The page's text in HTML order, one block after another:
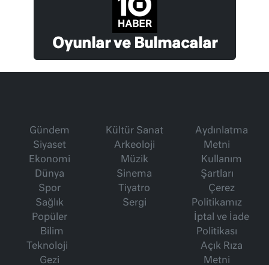
Oyunlar ve Bulmacalar
Gündem
Siyaset
Ekonomi
Dünya
Spor
Sağlık
Popüler
Bilim
Teknoloji
Gezi
Kültür Sanat
Arkeoloji
Müzik
Sinema
Tiyatro
Sergi
Aydınlatma
Metni
Kullanım
Şartları
Çerez
Politikamız
İptal ve İade
Politikası
Açık Rıza
Metni